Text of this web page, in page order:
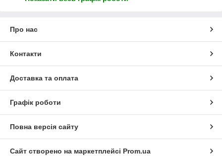
Про нас
Контакти
Доставка та оплата
Графік роботи
Повна версія сайту
Сайт створено на маркетплейсі Prom.ua